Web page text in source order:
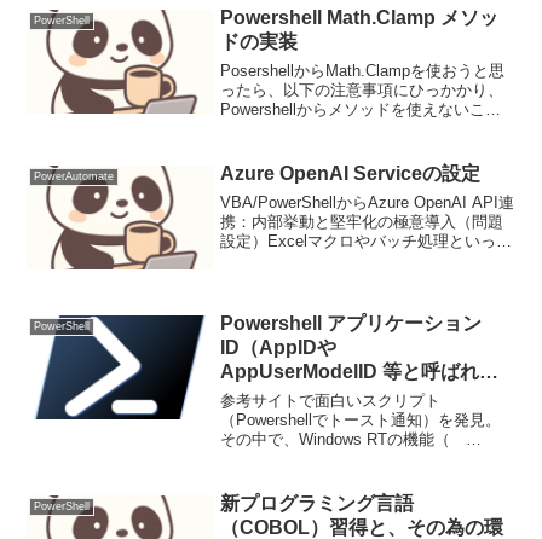
る必要がある場合、同じような処理を何
度も...
PowerShell
Powershell Math.Clamp メソッ
ドの実装
PosershellからMath.Clampを使おうと思
ったら、以下の注意事項にひっかかり、
Powershellからメソッドを使えないこと
プルを作成。C...
PowerAutomate Azure OpenAI Serviceの設定
VBA/PowerShellからAzure OpenAI API連
携：内部挙動と堅牢化の極意導入（問題
設定）Excelマクロやバッチ処理といった
PowerShell
Powershell アプリケーション
ID（AppIDや
AppUserModelID 等と呼ばれる
ID）を確認するコマンド
参考サイトで面白いスクリプト
（Powershellでトースト通知）を発見。
その中で、Windows RTの機能（
PowerShell
新プログラミング言語
（COBOL）習得と、その為の環